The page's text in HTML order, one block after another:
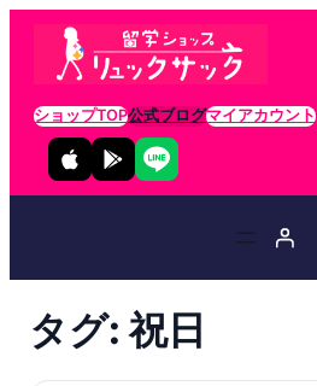
ショップTOP公式ブログマイアカウント
タグ:祝日